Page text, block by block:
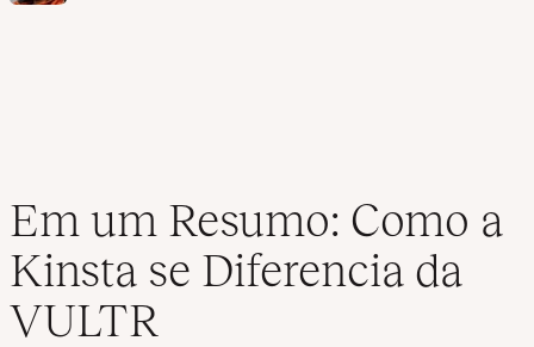
preocuparmos com detalhes técnicos.
Em um Resumo: Como a
Kinsta se Diferencia da
VULTR